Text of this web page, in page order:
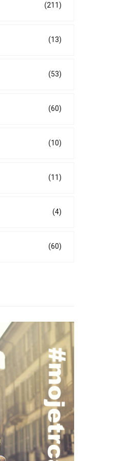
(211)
(13)
(53)
(60)
(10)
(11)
(4)
(60)